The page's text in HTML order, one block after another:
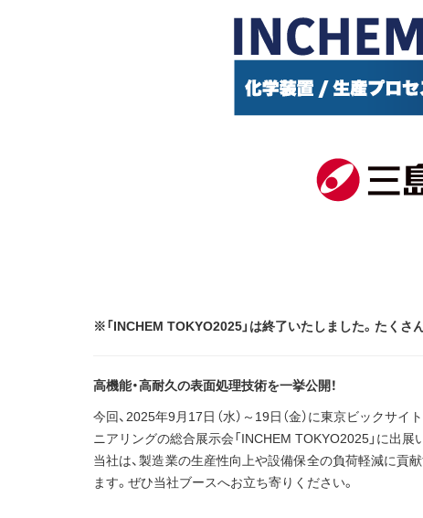
※「INCHEM TOKYO2025」は終了いたしました。たくさ
高機能・高耐久の表面処理技術を一挙公開！
今回、2025年9月17日（水）～19日（金）に東京ビックサ
ニアリングの総合展示会「INCHEM TOKYO2025」に出展
当社は、製造業の生産性向上や設備保全の負荷軽減に貢
ます。ぜひ当社ブースへお立ち寄りください。